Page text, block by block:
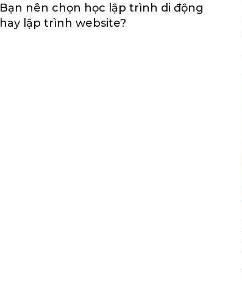
Bạn nên chọn học lập trình di động
hay lập trình website?